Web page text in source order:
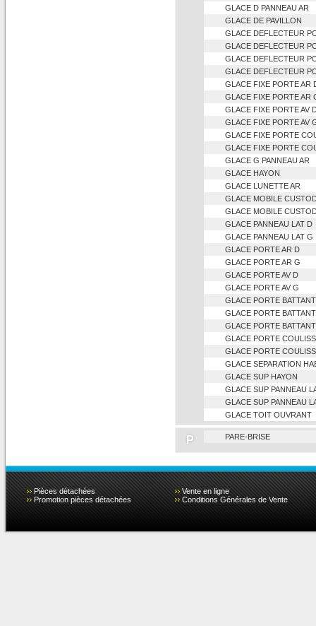
GLACE D PANNEAU AR
GLACE DE PAVILLON
GLACE DEFLECTEUR
GLACE DEFLECTEUR
GLACE DEFLECTEUR
GLACE DEFLECTEUR
GLACE FIXE PORTE AR
GLACE FIXE PORTE AR
GLACE FIXE PORTE AV
GLACE FIXE PORTE AV
GLACE FIXE PORTE
GLACE FIXE PORTE
GLACE G PANNEAU AR
GLACE HAYON
GLACE LUNETTE AR
GLACE MOBILE
GLACE MOBILE
GLACE PANNEAU LAT D
GLACE PANNEAU LAT G
GLACE PORTE AR D
GLACE PORTE AR G
GLACE PORTE AV D
GLACE PORTE AV G
GLACE PORTE
GLACE PORTE
GLACE PORTE
GLACE PORTE
GLACE PORTE
GLACE SEPARATION
GLACE SUP HAYON
GLACE SUP PANNEAU
GLACE SUP PANNEAU
GLACE TOIT OUVRANT
P PARE-BRISE
Pièces détachées
Vente en ligne
Promotion pièces détachées
Conditions Générales de Vente